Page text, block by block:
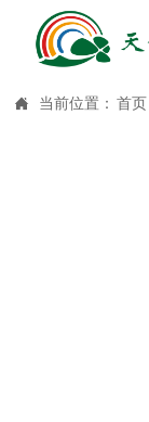
 当前位置： 首页